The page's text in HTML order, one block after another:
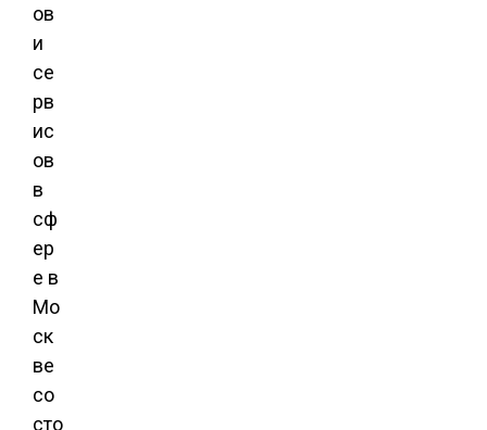
ов
и
се
рв
ис
ов
в
сф
ер
е в
Мо
ск
ве
со
сто